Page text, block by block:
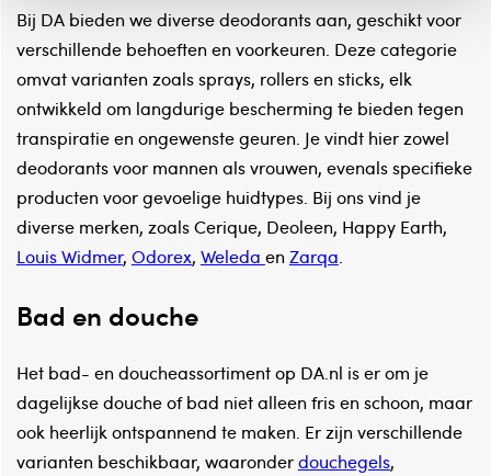
Bij DA bieden we diverse deodorants aan, geschikt voor
verschillende behoeften en voorkeuren. Deze categorie
omvat varianten zoals sprays, rollers en sticks, elk
ontwikkeld om langdurige bescherming te bieden tegen
transpiratie en ongewenste geuren. Je vindt hier zowel
deodorants voor mannen als vrouwen, evenals specifieke
producten voor gevoelige huidtypes. Bij ons vind je
diverse merken, zoals Cerique, Deoleen, Happy Earth,
Louis Widmer, Odorex, Weleda enZarqa.
Bad en douche
Het bad- en doucheassortiment op DA.nl is er om je
dagelijkse douche of bad niet alleen fris en schoon, maar
ook heerlijk ontspannend te maken. Er zijn verschillende
varianten beschikbaar, waaronderdouchegels,